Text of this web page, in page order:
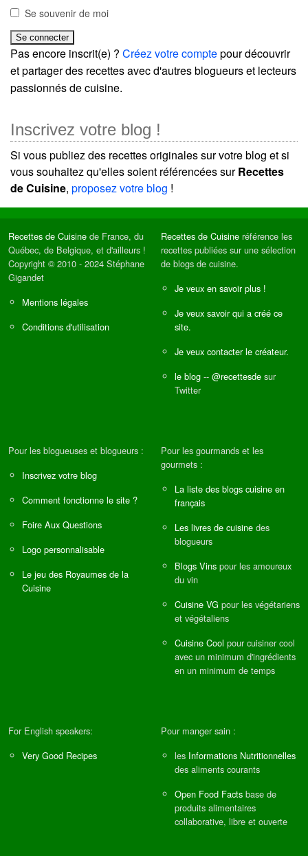
Se souvenir de moi
Pas encore inscrit(e) ? Créez votre comptepour découvrir
et partager des recettes avec d'autres blogueurs et lecteurs
passionnés de cuisine.
Inscrivez votre blog !
Si vous publiez des recettes originales sur votre blog et si
vous souhaitez qu'elles soient référencées surRecettes
de Cuisine, proposez votre blog !
Recettes de Cuisine de France, du
Québec, de Belgique, et d'ailleurs !
Copyright © 2010 - 2024 Stéphane
Gigandet
Mentions légales
Conditions d'utilisation
Recettes de Cuisine référence les
recettes publiées sur une sélection
de blogs de cuisine.
Je veux en savoir plus !
Je veux savoir qui a créé ce
site.
Je veux contacter le créateur.
le blog -- @recettesde sur
Twitter
Pour les blogueuses et blogueurs :
Inscrivez votre blog
Comment fonctionne le site ?
Foire Aux Questions
Logo personnalisable
Le jeu des Royaumes de la
Cuisine
Pour les gourmands et les
gourmets :
La liste des blogs cuisine en
français
Les livres de cuisine des
blogueurs
Blogs Vins pour les amoureux
du vin
Cuisine VG pour les végétariens
et végétaliens
Cuisine Cool pour cuisiner cool
avec un minimum d'ingrédients
en un minimum de temps
For English speakers:
Very Good Recipes
Pour manger sain :
les Informations Nutritionnelles
des aliments courants
Open Food Facts base de
produits alimentaires
collaborative, libre et ouverte